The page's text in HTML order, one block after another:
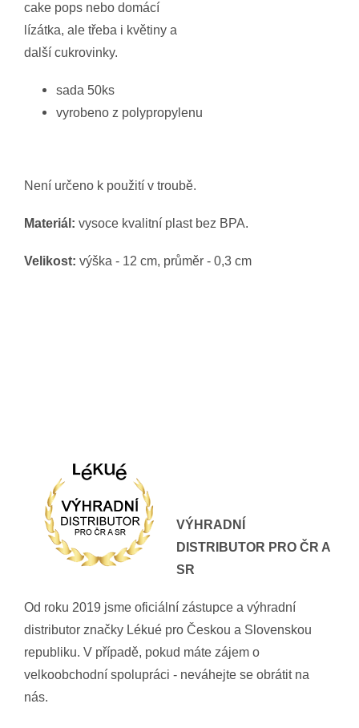
cake pops nebo domácí
lízátka, ale třeba i květiny a
další cukrovinky.
sada 50ks
vyrobeno z polypropylenu
Není určeno k použití v troubě.
Materiál: vysoce kvalitní plast bez BPA.
Velikost: výška - 12 cm, průměr - 0,3 cm
VÝHRADNÍ
DISTRIBUTOR PRO ČR A
SR
Od roku 2019 jsme oficiální zástupce a výhradní
distributor značky Lékué pro Českou a Slovenskou
republiku. V případě, pokud máte zájem o
velkoobchodní spolupráci - neváhejte se obrátit na
nás.